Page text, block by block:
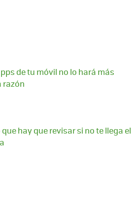
de tu móvil no lo hará más
razón
hay que revisar si no te llega el